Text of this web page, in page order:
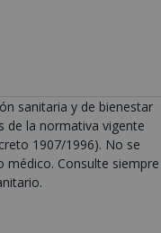
sanitaria y de bienestar
de la normativa vigente
1907/1996). No se
médico. Consulte siempre